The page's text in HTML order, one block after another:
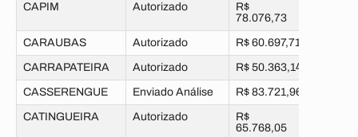
CAPIM Autorizado
R$
78.076,73
CARAUBAS Autorizado R$ 60.697,71
CARRAPATEIRA Autorizado R$ 50.363,14
CASSERENGUE Enviado Análise R$ 83.721,96
CATINGUEIRA Autorizado
R$
65.768,05